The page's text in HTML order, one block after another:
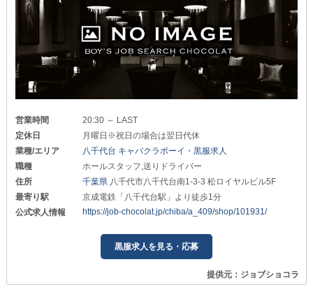
営業時間
20:30 ～ LAST
定休日
月曜日※祝日の場合は翌日代休
業種/エリア
八千代台 キャバクラボーイ・黒服求人
職種
ホールスタッフ,送りドライバー
住所
千葉県 八千代市八千代台南1-3-3 松ロイヤルビル5F
最寄り駅
京成電鉄「八千代台駅」より徒歩1分
公式求人情報
https://job-chocolat.jp/chiba/a_409/shop/101931/
黒服求人を見る・応募
提供元：ジョブショコラ